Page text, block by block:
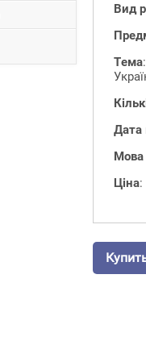
Вид
Тема
Дата
Мова
Ціна: